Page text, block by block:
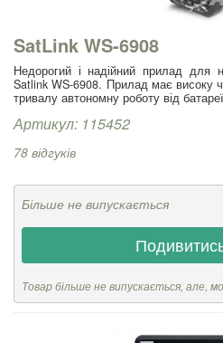
SatLink WS-6908
Недорогий і надійний прилад для
Satlink WS-6908. Прилад має високу
тривалу автономну роботу від
Артикул: 115452
78 відгуків
Більше не випускається
Товар більше не випускається, але,